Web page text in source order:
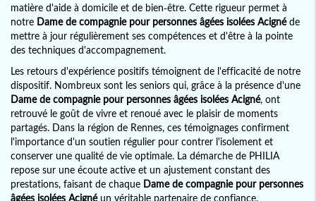
matière d'aide à domicile et de bien-être. Cette rigueur permet à
notre Dame de compagnie pour personnes âgées isolées Acignéde
mettre à jour régulièrement ses compétences et d'être à la pointe
des techniques d'accompagnement.
Les retours d'expérience positifs témoignent de l'efficacité de notre
dispositif. Nombreux sont les seniors qui, grâce à la présence d'une
Dame de compagnie pour personnes âgées isolées Acigné, ont
retrouvé le goût de vivre et renoué avec le plaisir de moments
partagés. Dans la région de Rennes, ces témoignages confirment
l'importance d'un soutien régulier pour contrer l'isolement et
conserver une qualité de vie optimale. La démarche de PHILIA
repose sur une écoute active et un ajustement constant des
prestations, faisant de chaque Dame de compagnie pour personnes
âgées isolées Acignéun véritable partenaire de confiance.